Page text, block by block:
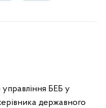
БЕБ у
державного